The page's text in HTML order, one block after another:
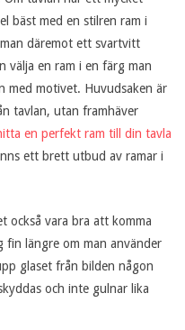
bäst med en stilren ram i
däremot ett svartvitt
välja en ram i en färg man
med motivet. Huvudsaken är
tavlan, utan framhäver
en perfekt ram till din tavla
ett brett utbud av ramar i
också vara bra att komma
fin längre om man använder
glaset från bilden någon
och inte gulnar lika